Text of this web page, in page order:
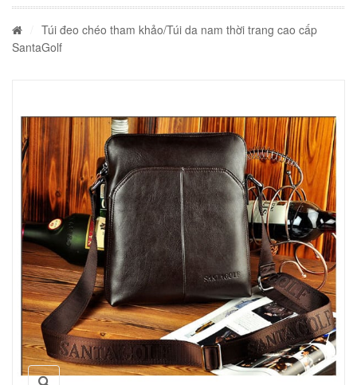
Túi đeo chéo tham khảo/Túi da nam thời trang cao cấp
SantaGolf